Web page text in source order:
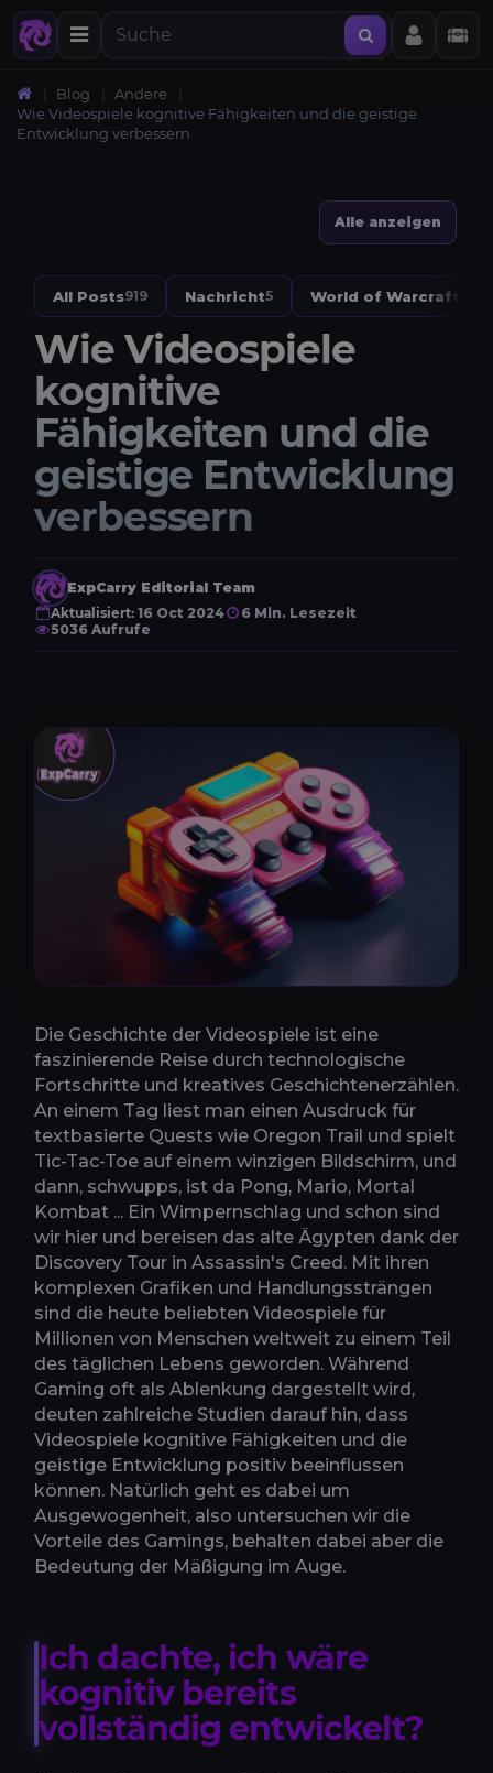
Blog
Andere
Wie Videospiele kognitive Fähigkeiten und die geistige
Entwicklung verbessern
Alle anzeigen
All Posts919 Nachricht5 World of Warcraft
Wie Videospiele
kognitive
Fähigkeiten und die
geistige Entwicklung
verbessern
ExpCarry Editorial Team
Aktualisiert: 16 Oct 2024
6 Min. Lesezeit
5036 Aufrufe
Die Geschichte der Videospiele ist eine
faszinierende Reise durch technologische
Fortschritte und kreatives Geschichtenerzählen.
An einem Tag liest man einen Ausdruck für
textbasierte Quests wie Oregon Trail und spielt
Tic-Tac-Toe auf einem winzigen Bildschirm, und
dann, schwupps, ist da Pong, Mario, Mortal
Kombat ... Ein Wimpernschlag und schon sind
wir hier und bereisen das alte Ägypten dank der
Discovery Tour in Assassin's Creed. Mit ihren
komplexen Grafiken und Handlungssträngen
sind die heute beliebten Videospiele für
Millionen von Menschen weltweit zu einem Teil
des täglichen Lebens geworden. Während
Gaming oft als Ablenkung dargestellt wird,
deuten zahlreiche Studien darauf hin, dass
Videospiele kognitive Fähigkeiten und die
geistige Entwicklung positiv beeinflussen
können. Natürlich geht es dabei um
Ausgewogenheit, also untersuchen wir die
Vorteile des Gamings, behalten dabei aber die
Bedeutung der Mäßigung im Auge.
Ich dachte, ich wäre
kognitiv bereits
vollständig entwickelt?